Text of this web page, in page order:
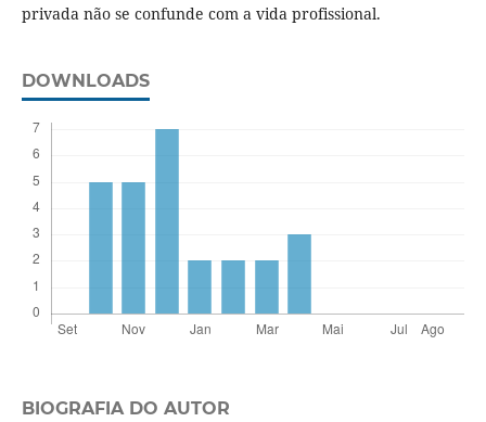
privada não se confunde com a vida profissional.
DOWNLOADS
BIOGRAFIA DO AUTOR